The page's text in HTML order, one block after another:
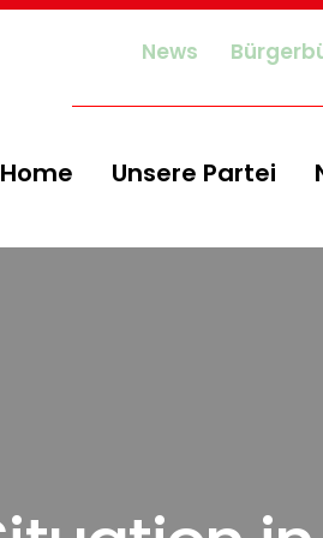
News
Home Unsere Partei